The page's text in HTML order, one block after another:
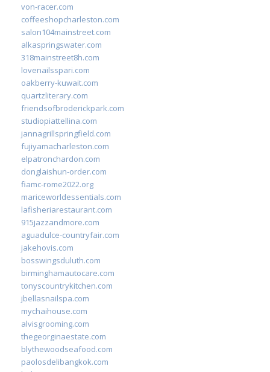
von-racer.com
coffeeshopcharleston.com
salon104mainstreet.com
alkaspringswater.com
318mainstreet8h.com
lovenailsspari.com
oakberry-kuwait.com
quartzliterary.com
friendsofbroderickpark.com
studiopiattellina.com
jannagrillspringfield.com
fujiyamacharleston.com
elpatronchardon.com
donglaishun-order.com
fiamc-rome2022.org
mariceworldessentials.com
lafisheriarestaurant.com
915jazzandmore.com
aguadulce-countryfair.com
jakehovis.com
bosswingsduluth.com
birminghamautocare.com
tonyscountrykitchen.com
jbellasnailspa.com
mychaihouse.com
alvisgrooming.com
thegeorginaestate.com
blythewoodseafood.com
paolosdelibangkok.com